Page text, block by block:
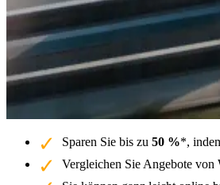
Sparen Sie bis zu 50 %*,
Vergleichen Sie Angebote von